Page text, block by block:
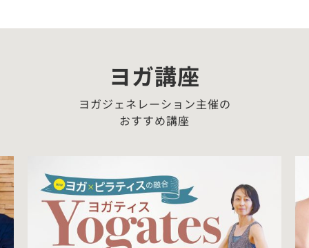
ヨガ講座
ヨガジェネレーション主催の
おすすめ講座